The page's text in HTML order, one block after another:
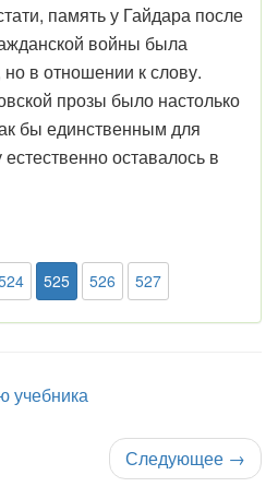
память у Гайдара после
войны была
в отношении к слову.
прозы было настолько
бы единственным для
оставалось в
525 526 527
учебника
Следующее →